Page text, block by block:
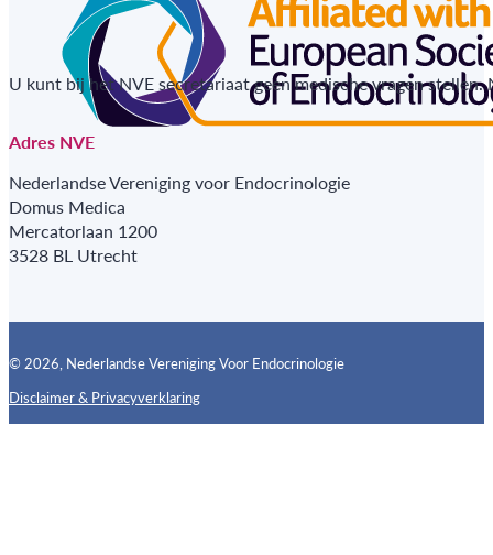
U kunt bij het NVE secretariaat geen medische vragen
Adres NVE
Nederlandse Vereniging voor Endocrinologie
Domus Medica
Mercatorlaan 1200
3528 BL Utrecht
© 2026, Nederlandse Vereniging Voor Endocrinologie
Disclaimer & PrivacyverklaringFollow us on X